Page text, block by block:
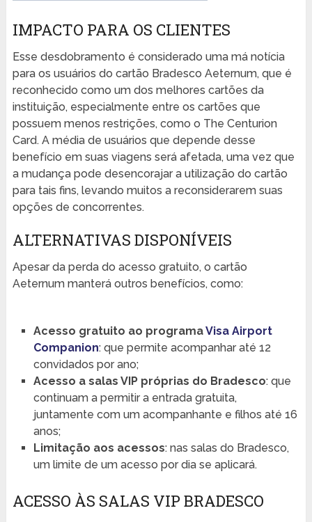
IMPACTO PARA OS CLIENTES
Esse desdobramento é considerado uma má notícia
para os usuários do cartão Bradesco Aeternum, que é
reconhecido como um dos melhores cartões da
instituição, especialmente entre os cartões que
possuem menos restrições, como o The Centurion
Card. A média de usuários que depende desse
benefício em suas viagens será afetada, uma vez que
a mudança pode desencorajar a utilização do cartão
para tais fins, levando muitos a reconsiderarem suas
opções de concorrentes.
ALTERNATIVAS DISPONÍVEIS
Apesar da perda do acesso gratuito, o cartão
Aeternum manterá outros benefícios, como:
Acesso gratuito ao programaVisa Airport
Companion: que permite acompanhar até 12
convidados por ano;
Acesso a salas VIP próprias do Bradesco: que
continuam a permitir a entrada gratuita,
juntamente com um acompanhante e filhos até 16
anos;
Limitação aos acessos: nas salas do Bradesco,
um limite de um acesso por dia se aplicará.
ACESSO ÀS SALAS VIP BRADESCO